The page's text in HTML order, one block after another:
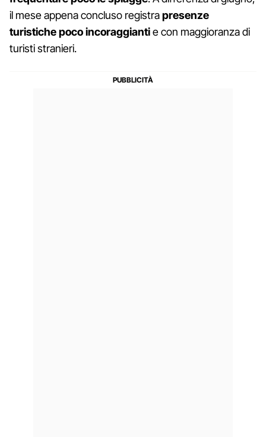
il mese appena concluso registrapresenze
turistiche poco incoraggiantie con maggioranza di
turisti stranieri.